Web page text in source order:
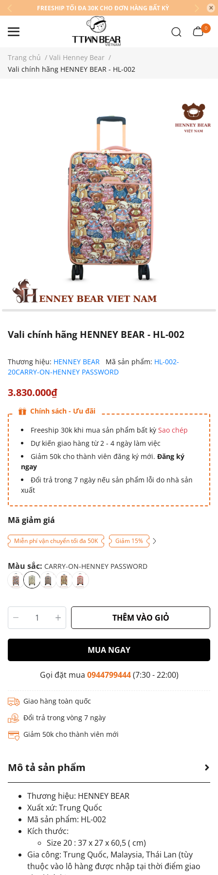
FREESHIP TỐI ĐA 30K CHO ĐƠN HÀNG BẤT KỲ
0
Trang chủ / Vali Henney Bear /
Vali chính hãng HENNEY BEAR - HL-002
Vali chính hãng HENNEY BEAR - HL-002
Thương hiệu: HENNEY BEAR Mã sản phẩm: HL-002-
20CARRY-ON-HENNEY PASSWORD
3.830.000₫
Chính sách - Ưu đãi
Freeship 30k khi mua sản phẩm bất kỳ Sao chép
Dự kiến giao hàng từ 2 - 4 ngày làm việc
Giảm 50k cho thành viên đăng ký mới. Đăng ký
ngay
Đổi trả trong 7 ngày nếu sản phẩm lỗi do nhà sản
xuất
Mã giảm giá
Miễn phí vận chuyển tối đa 50K Giảm 15%
Màu sắc: CARRY-ON-HENNEY PASSWORD
THÊM VÀO GIỎ
MUA NGAY
Gọi đặt mua 0944799444(7:30 - 22:00)
Giao hàng toàn quốc
Đổi trả trong vòng 7 ngày
Giảm 50k cho thành viên mới
Mô tả sản phẩm
Thương hiệu: HENNEY BEAR
Xuất xứ: Trung Quốc
Mã sản phẩm: HL-002
Kích thước:
Size 20 : 37 x 27 x 60,5 ( cm)
Gia công: Trung Quốc, Malaysia, Thái Lan (tùy
thuộc vào lô hàng được nhập tại thời điểm giao